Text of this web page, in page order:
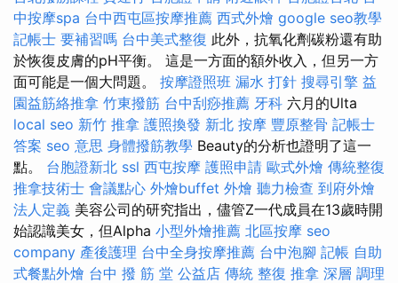
中按摩spa 台中西屯區按摩推薦 西式外燴 google seo教學
記帳士 要補習嗎 台中美式整復 此外，抗氧化劑碳粉還有助
於恢復皮膚的pH平衡。 這是一方面的額外收入，但另一方
面可能是一個大問題。 按摩證照班 漏水 打針 搜尋引擎 益
園益筋絡推拿 竹東撥筋 台中刮痧推薦 牙科 六月的Ulta
local seo 新竹 推拿 護照換發 新北 按摩 豐原整骨 記帳士
答案 seo 意思 身體撥筋教學 Beauty的分析也證明了這一
點。 台胞證新北 ssl 西屯按摩 護照申請 歐式外燴 傳統整復
推拿技術士 會議點心 外燴buffet 外燴 聽力檢查 到府外燴
法人定義 美容公司的研究指出，儘管Z一代成員在13歲時開
始認識美女，但Alpha 小型外燴推薦 北區按摩 seo
company 產後護理 台中全身按摩推薦 台中泡腳 記帳 自助
式餐點外燴 台中 撥 筋 堂 公益店 傳統 整復 推拿 深層 調理